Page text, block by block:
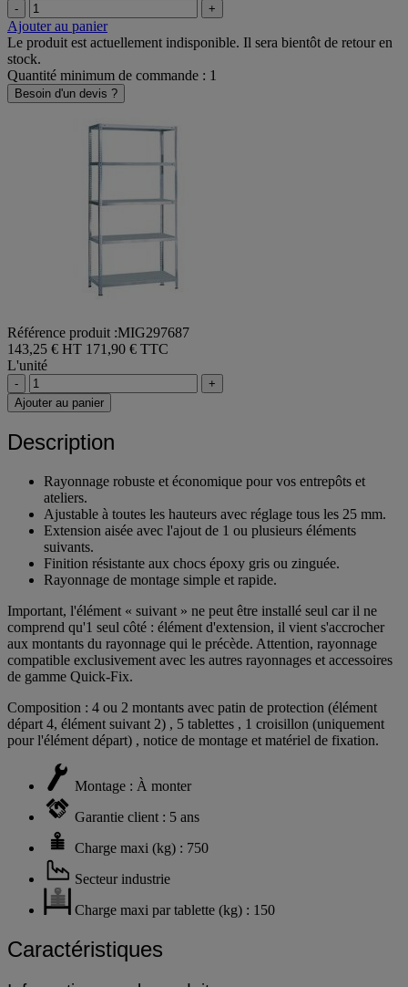
- +
Ajouter au panier
Le produit est actuellement indisponible. Il sera bientôt de retour en
stock.
Quantité minimum de commande : 1
Besoin d'un devis ?
Référence produit :MIG297687
143,25 € HT 171,90 € TTC
L'unité
-
+
Ajouter au panier
Description
Rayonnage robuste et économique pour vos entrepôts et
ateliers.
Ajustable à toutes les hauteurs avec réglage tous les 25 mm.
Extension aisée avec l'ajout de 1 ou plusieurs éléments
suivants.
Finition résistante aux chocs époxy gris ou zinguée.
Rayonnage de montage simple et rapide.
Important, l'élément « suivant » ne peut être installé seul car il ne
comprend qu'1 seul côté : élément d'extension, il vient s'accrocher
aux montants du rayonnage qui le précède. Attention, rayonnage
compatible exclusivement avec les autres rayonnages et accessoires
de gamme Quick-Fix.
Composition : 4 ou 2 montants avec patin de protection (élément
départ 4, élément suivant 2) , 5 tablettes , 1 croisillon (uniquement
pour l'élément départ) , notice de montage et matériel de fixation.
Montage : À monter
Garantie client : 5 ans
Charge maxi (kg) : 750
Secteur industrie
Charge maxi par tablette (kg) : 150
Caractéristiques